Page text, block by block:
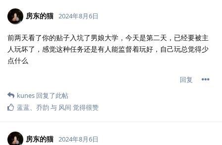
房东的猫 2024年8月6日
前两天看了你的贴子入坑了男娘大学，今天是第二天，已经要被主
人玩坏了，感觉这种任务还是有人能监督着玩好，自己玩总觉得少
点什么
回复
kunes 回复了此帖
蓝蓝、 乔韵与 风间 觉得很赞
房东的猫 2024年8月6日